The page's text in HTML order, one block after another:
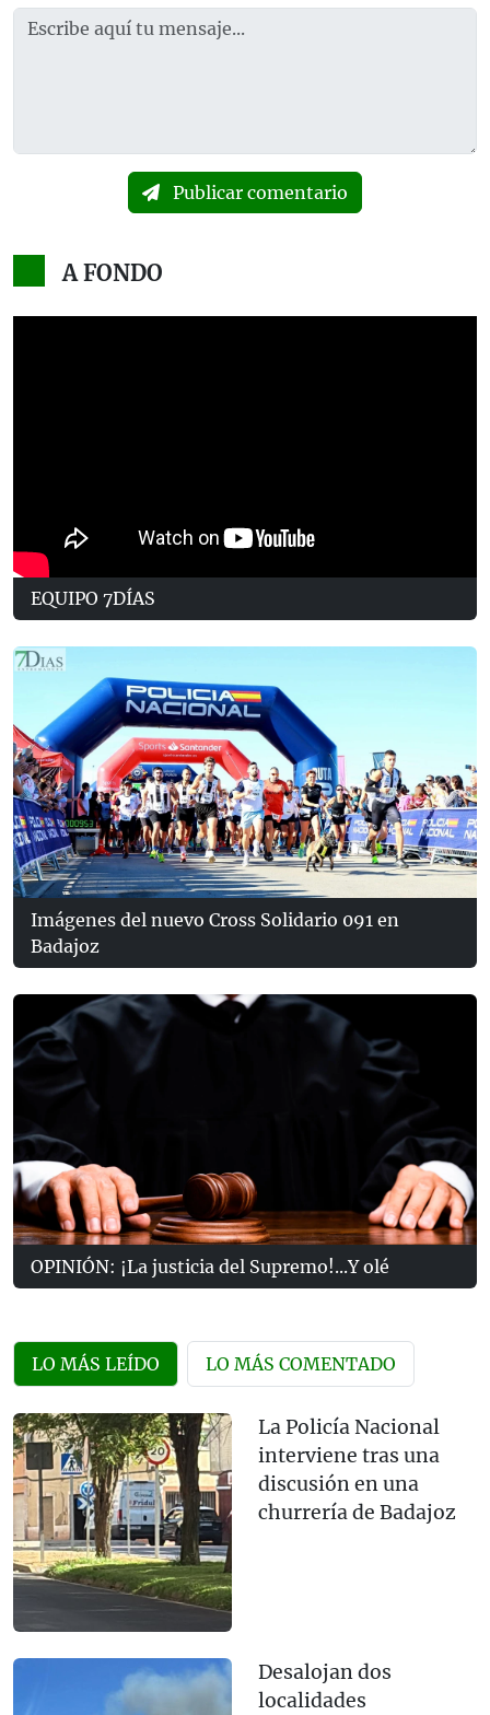
Publicar comentario
A FONDO
EQUIPO 7DÍAS
Imágenes del nuevo Cross Solidario 091 en
Badajoz
OPINIÓN: ¡La justicia del Supremo!...Y olé
LO MÁS LEÍDO LO MÁS COMENTADO
La Policía Nacional
interviene tras una
discusión en una
churrería de Badajoz
Desalojan dos
localidades